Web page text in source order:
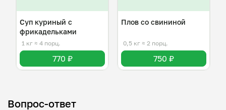
Суп куриный с
фрикадельками
1 кг ≈ 4 порц.
770 ₽
Плов со свининой
0,5 кг ≈ 2 порц.
750 ₽
Вопрос-ответ